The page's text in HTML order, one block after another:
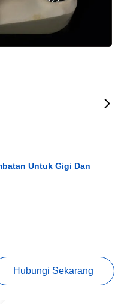
Untuk Gigi Dan
Hubungi Sekarang